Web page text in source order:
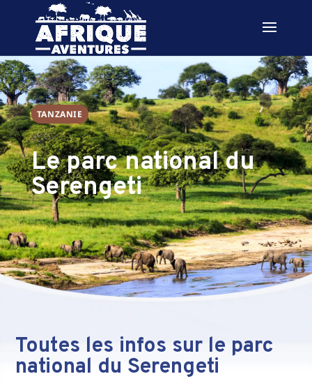
TANZANIE
Le parc national du
Serengeti
Toutes les infos sur le parc
national du Serengeti